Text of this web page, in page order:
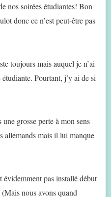
nos soirées étudiantes! Bon
donc ce n’est peut-être pas
toujours mais auquel je n’ai
Pourtant, j’y ai de si
grosse perte à mon sens
allemands mais il lui manque
évidemment pas installé début
nous avons quand